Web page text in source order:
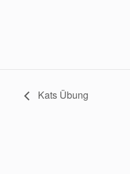
Kats Übung